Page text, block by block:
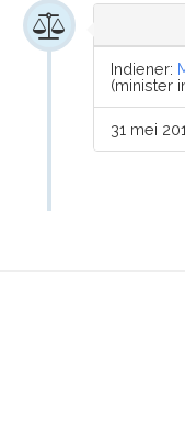
Indiener:
(minister
31 mei